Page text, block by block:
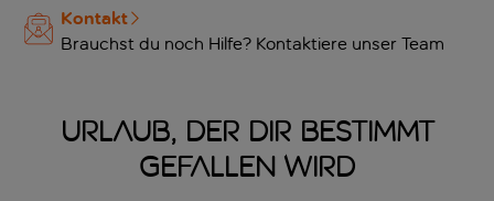
Kontakt
Brauchst du noch Hilfe? Kontaktiere unser Team
Urlaub, der dir bestimmt
gefallen wird